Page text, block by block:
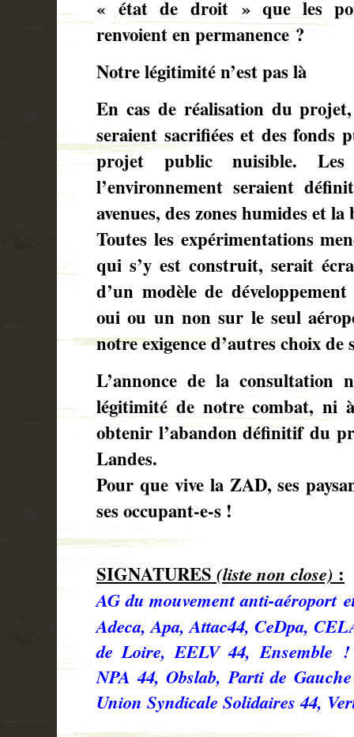
« état de droit » que les
renvoient en permanence ?
Notre légitimité n’est pas là
En cas de réalisation du
seraient sacrifiées et des fonds
projet public nuisible.
l’environnement seraient
avenues, des zones humides et
Toutes les expérimentations
qui s’y est construit, serait
d’un modèle de
oui ou un non sur le seul
notre exigence d’autres choix de
L’annonce de la
légitimité de notre combat, ni
obtenir l’abandon définitif du
Landes.
Pour que vive la ZAD, ses
ses occupant-e-s !
SIGNATURES (liste non close) :
AG du mouvement anti-aéroport
Adeca, Apa, Attac44, CeDpa,
de Loire, EELV 44, Ensemble !
NPA 44, Obslab, Parti de
Union Syndicale Solidaires 44,